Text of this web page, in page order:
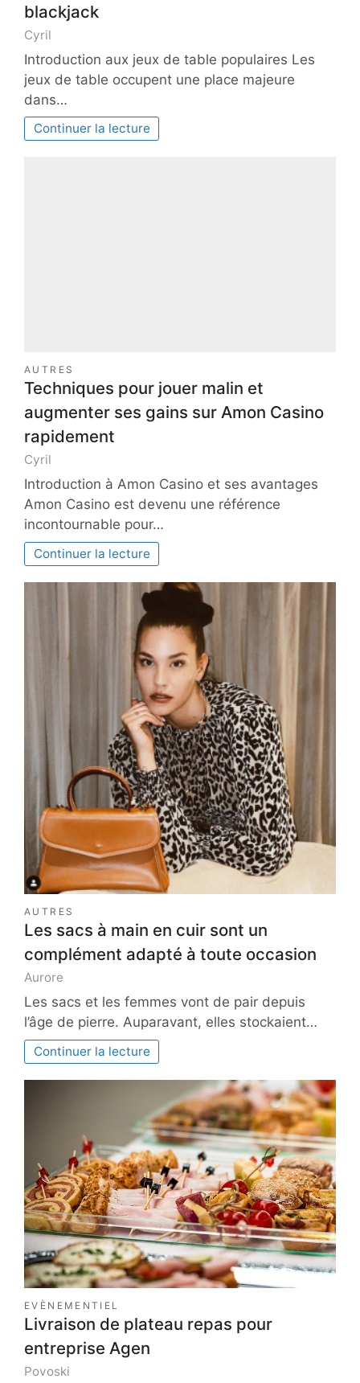
blackjack
Cyril
Introduction aux jeux de table populaires Les
jeux de table occupent une place majeure
dans…
Continuer la lecture
AUTRES
Techniques pour jouer malin et
augmenter ses gains sur Amon Casino
rapidement
Cyril
Introduction à Amon Casino et ses avantages
Amon Casino est devenu une référence
incontournable pour…
Continuer la lecture
AUTRES
Les sacs à main en cuir sont un
complément adapté à toute occasion
Aurore
Les sacs et les femmes vont de pair depuis
l’âge de pierre. Auparavant, elles stockaient…
Continuer la lecture
EVÈNEMENTIEL
Livraison de plateau repas pour
entreprise Agen
Povoski